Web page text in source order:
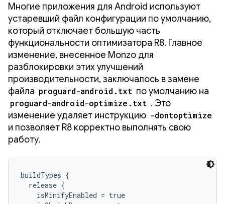
Многие приложения для Android используют
устаревший файл конфигурации по умолчанию,
который отключает большую часть
функциональности оптимизатора R8. Главное
изменение, внесенное Monzo для
разблокировки этих улучшений
производительности, заключалось в замене
файла proguard-android.txt по умолчанию на
proguard-android-optimize.txt . Это
изменение удаляет инструкцию -dontoptimize
и позволяет R8 корректно выполнять свою
работу.
buildTypes {
  release {
    isMinifyEnabled = true